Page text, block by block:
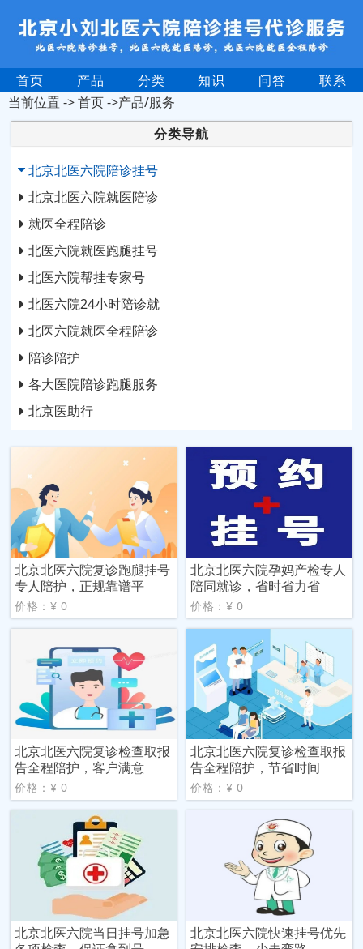
首页 产品 分类 知识 问答
联系
当前位置 ->首页->产品/服务
分类导航
北京北医六院陪诊挂号
北京北医六院就医陪诊
就医全程陪诊
北医六院就医跑腿挂号
北医六院帮挂专家号
北医六院24小时陪诊就
北医六院就医全程陪诊
陪诊陪护
各大医院陪诊跑腿服务
北京医助行
北京北医六院复诊跑腿挂号
专人陪护，正规靠谱平
价格：¥ 0
北京北医六院孕妈产检专人
陪同就诊，省时省力省
价格：¥ 0
北京北医六院复诊检查取报
告全程陪护，客户满意
价格：¥ 0
北京北医六院复诊检查取报
告全程陪护，节省时间
价格：¥ 0
北京北医六院当日挂号加急
北京北医六院快速挂号优先